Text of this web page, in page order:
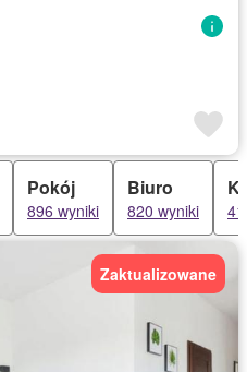
Pokój
896 wyniki
Biuro
820 wyniki
Zaktualizowane